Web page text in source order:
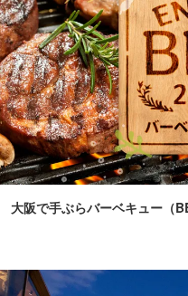
大阪で手ぶらバーベキュー（